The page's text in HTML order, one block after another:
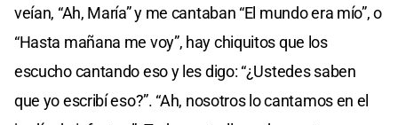
veían, “Ah, María” y me cantaban “El mundo era mío”, o
“Hasta mañana me voy”, hay chiquitos que los
escucho cantando eso y les digo: “¿Ustedes saben
que yo escribí eso?”. “Ah, nosotros lo cantamos en el